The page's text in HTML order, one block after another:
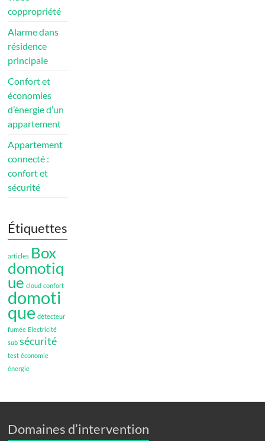
coppropriété
Alarme dans
résidence
principale
Confort et
économies
d’énergie d’un
appartement
Appartement
connecté :
confort et
sécurité
Étiquettes
articles Box
domotiq
ue cloud confort
domoti
que détecteur
fumée Electricité
sub sécurité
test économie
énergie
Domaines d’intervention